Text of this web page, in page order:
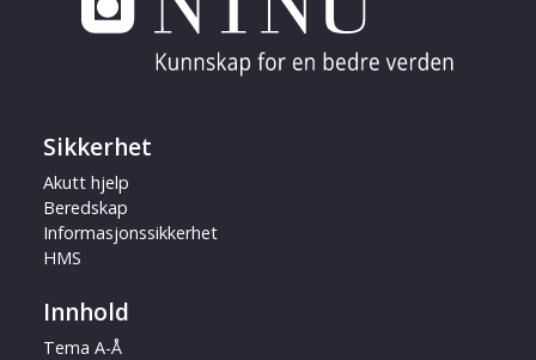
Sikkerhet
Akutt hjelp
Beredskap
Informasjonssikkerhet
HMS
Innhold
Tema A-Å